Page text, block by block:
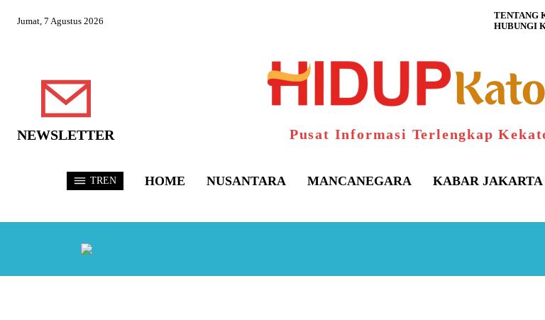
Jumat, 7 Agustus 2026 TENTANG
HUBUNGI
NEWSLETTER Pusat Informasi Terlengkap
TREN HOME NUSANTARA MANCANEGARA KABAR JAKARTA